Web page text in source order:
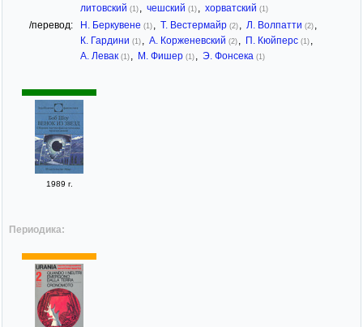
литовский (1) , чешский (1) , хорватский (1)
/перевод: Н. Беркувене (1) , Т. Вестермайр (2) , Л. Волпатти (2) ,
К. Гардини (1) , А. Корженевский (2) , П. Кюйперс (1) ,
А. Левак (1) , М. Фишер (1) , Э. Фонсека (1)
1989 г.
Периодика: